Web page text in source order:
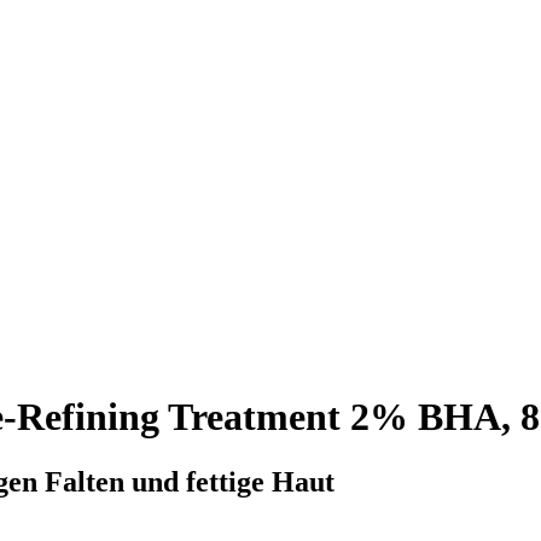
Refining Treatment 2% BHA,
Falten und fettige Haut